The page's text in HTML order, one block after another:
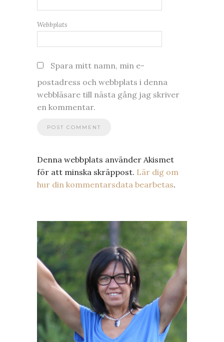
Webbplats
Spara mitt namn, min e-
postadress och webbplats i denna
webbläsare till nästa gång jag skriver
en kommentar.
Denna webbplats använder Akismet
för att minska skräppost. Lär dig om
hur din kommentarsdata bearbetas.